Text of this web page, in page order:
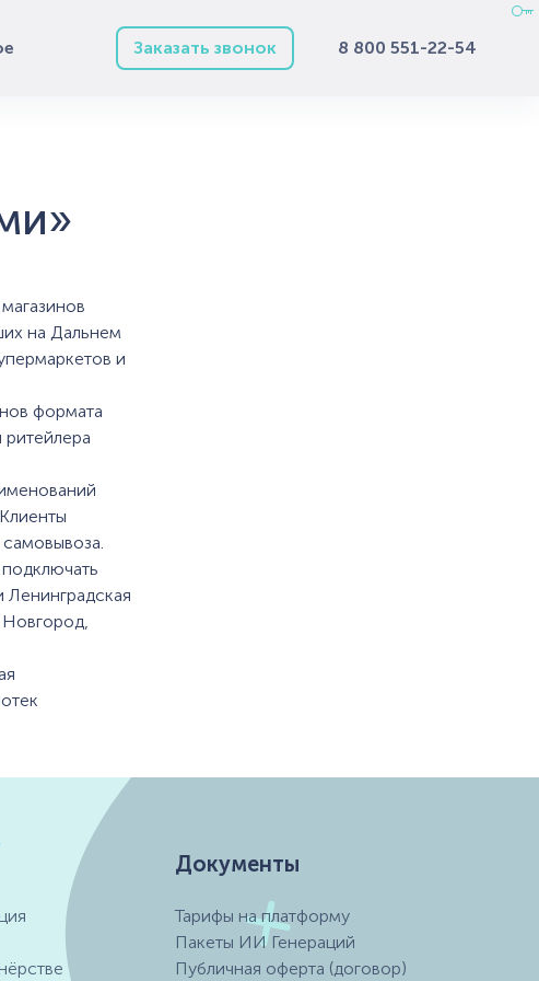
8 800 551-22-54
Заказать звонок
на Дальнем
и
формата
Ленинградская
Документы
Тарифы на платформу
Пакеты ИИ Генераций
Публичная оферта (договор)